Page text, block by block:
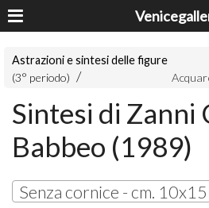
Astrazioni e sintesi delle figure
(3° periodo)
Sintesi di Zanni
Babbeo (1989)
Senza cornice - cm.